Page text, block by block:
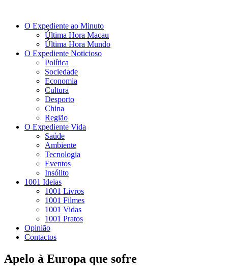
O Expediente ao Minuto
Última Hora Macau
Última Hora Mundo
O Expediente Noticioso
Política
Sociedade
Economia
Cultura
Desporto
China
Região
O Expediente Vida
Saúde
Ambiente
Tecnologia
Eventos
Insólito
1001 Ideias
1001 Livros
1001 Filmes
1001 Vidas
1001 Pratos
Opinião
Contactos
Apelo à Europa que sofre